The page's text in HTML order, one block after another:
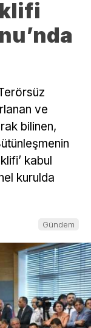
ve
bilinen,
kabul
kurulda
Gündem